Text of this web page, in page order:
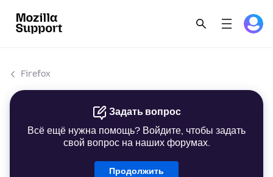
Firefox
Задать вопрос
Всё ещё нужна помощь? Войдите, чтобы задать
свой вопрос на наших форумах.
Продолжить